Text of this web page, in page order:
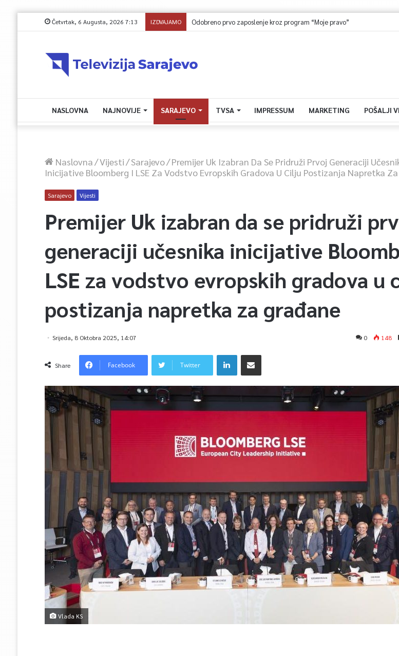
Četvrtak, 6 Augusta, 2026 7:13 IZDVAJAMO
NASLOVNA NAJNOVIJE SARAJEVO TVSA IMPRESSUM MARKETING POŠALJI
Naslovna/Vijesti/Sarajevo/Premijer Uk Izabran Da Se Pridruži Prvoj Generaciji
Inicijative Bloomberg I LSE Za Vodstvo Evropskih Gradova U Cilju Postizanja Napretka
Sarajevo Vijesti
Premijer Uk izabran da se pridruži
generaciji učesnika inicijative
LSE za vodstvo evropskih gradova u
postizanja napretka za građane
Srijeda, 8 Oktobra 2025, 14:07 0 148
Share Facebook Twitter
Vlada KS